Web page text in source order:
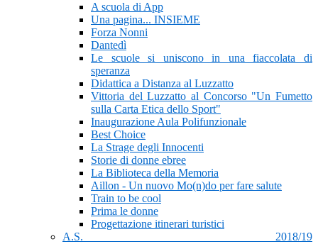
A scuola di App
Una pagina... INSIEME
Forza Nonni
Dantedì
Le scuole si uniscono in una fiaccolata di
speranza
Didattica a Distanza al Luzzatto
Vittoria del Luzzatto al Concorso "Un Fumetto
sulla Carta Etica dello Sport"
Inaugurazione Aula Polifunzionale
Best Choice
La Strage degli Innocenti
Storie di donne ebree
La Biblioteca della Memoria
Aillon - Un nuovo Mo(n)do per fare salute
Train to be cool
Prima le donne
Progettazione itinerari turistici
A.S. 2018/19